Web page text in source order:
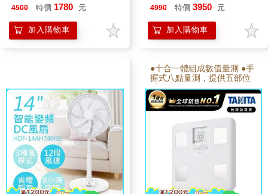
(日本製)-象牙白
4500 特價 1780 元
加入購物車
12DY030(N)
4990 特價 3950 元
加入購物車
●十合一體組成數值量測 ●手
握式八點量測，提供五部位
體脂肪及肌肉量細部分析 ●
可記憶前次測量結果 ●可登
錄5位用戶，具自動辨識功能
●運動員模式 ●日本製